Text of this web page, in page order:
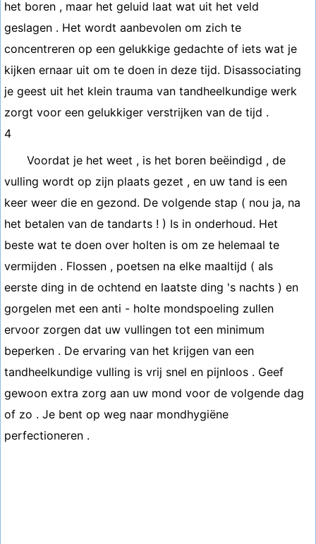
het boren , maar het geluid laat wat uit het veld
geslagen . Het wordt aanbevolen om zich te
concentreren op een gelukkige gedachte of iets wat je
kijken ernaar uit om te doen in deze tijd. Disassociating
je geest uit het klein trauma van tandheelkundige werk
zorgt voor een gelukkiger verstrijken van de tijd .
4
Voordat je het weet , is het boren beëindigd , de
vulling wordt op zijn plaats gezet , en uw tand is een
keer weer die en gezond. De volgende stap ( nou ja, na
het betalen van de tandarts ! ) Is in onderhoud. Het
beste wat te doen over holten is om ze helemaal te
vermijden . Flossen , poetsen na elke maaltijd ( als
eerste ding in de ochtend en laatste ding 's nachts ) en
gorgelen met een anti - holte mondspoeling zullen
ervoor zorgen dat uw vullingen tot een minimum
beperken . De ervaring van het krijgen van een
tandheelkundige vulling is vrij snel en pijnloos . Geef
gewoon extra zorg aan uw mond voor de volgende dag
of zo . Je bent op weg naar mondhygiëne
perfectioneren .